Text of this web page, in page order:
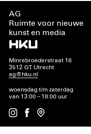
AG
Ruimte voor nieuwe
kunst en media
Minrebroederstraat 16
3512 GT Utrecht
ag@hku.nl
woensdag t/m zaterdag
van 13:00 – 18:00 uur